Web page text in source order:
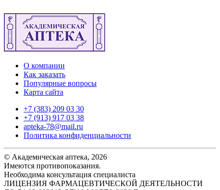
О компании
Как заказать
Популярные вопросы
Карта сайта
+7 (383) 209 03 30
+7 (913) 917 03 38
apteka-78@mail.ru
Политика конфиденциальности
© Академическая аптека, 2026
Имеются противопоказания.
Необходима консультация специалиста
ЛИЦЕНЗИЯ ФАРМАЦЕВТИЧЕСКОЙ ДЕЯТЕЛЬНОСТИ